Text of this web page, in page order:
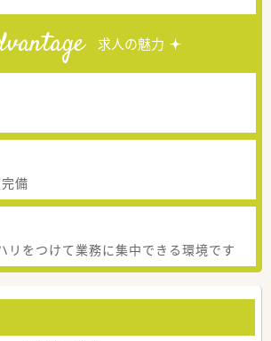
求人の魅力
備
リをつけて業務に集中できる環境です